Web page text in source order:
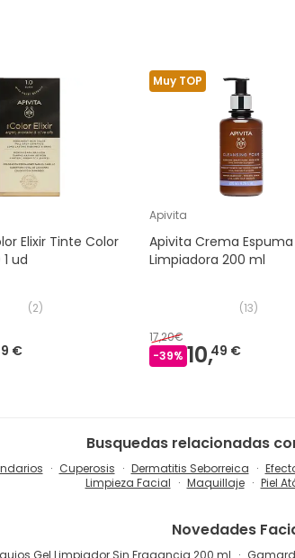
Elixir Tinte Color
1 ud
(2)
€
Muy TOP
Apivita
Apivita Crema Espuma
Limpiadora 200 ml
(13)
17,20€
-39% 10,49 €
Busquedas relacionadas
Cuperosis Dermatitis Seborreica
Limpieza Facial
Maquillaje Piel
Novedades